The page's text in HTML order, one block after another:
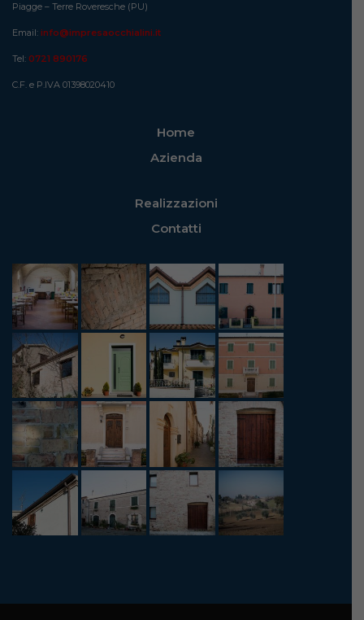
Piagge – Terre Roveresche (PU)
Email: info@impresaocchialini.it
Tel: 0721 890176
C.F. e P.IVA 01398020410
Home
Azienda
Realizzazioni
Contatti